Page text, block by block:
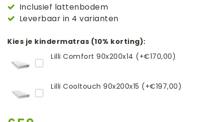
Inclusief lattenbodem
Leverbaar in 4 varianten
Kies je kindermatras (10% korting):
Lilli Comfort 90x200x14 (+€170,00)
Lilli Cooltouch 90x200x15 (+€197,00)